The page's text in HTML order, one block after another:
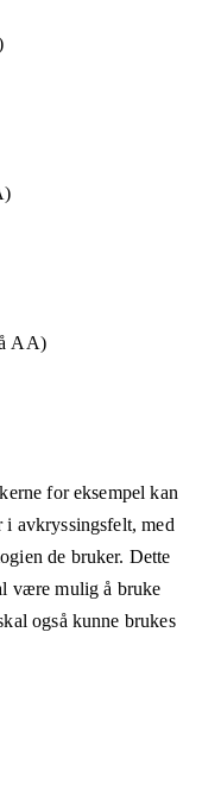
AA)
for eksempel kan
i avkryssingsfelt, med
de bruker. Dette
være mulig å bruke
også kunne brukes